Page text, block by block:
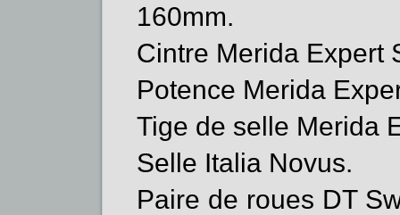
160mm.
Cintre Merida Expert
Potence Merida
Tige de selle Merida
Selle Italia Novus.
Paire de roues DT